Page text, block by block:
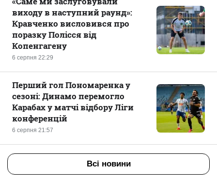
6 серпня 22:29
виходу в наступний раунд»:
Кравченко висловився про
поразку Полісся від
Копенгагену
6 серпня 21:57
Перший гол Пономаренка у
сезоні: Динамо перемогло
Карабах у матчі відбору Ліги
конференцій
Всі новини